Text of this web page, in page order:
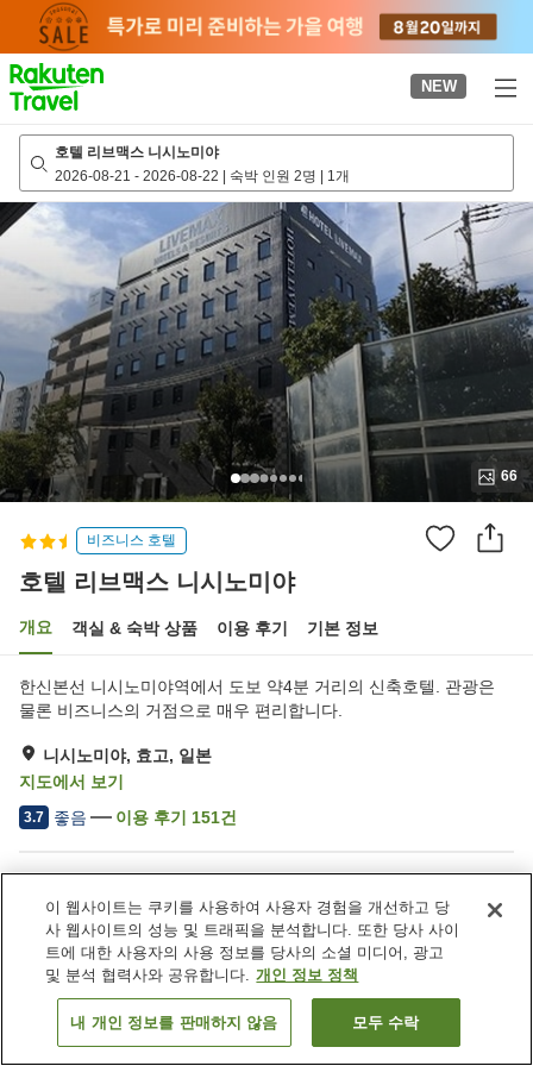
page
NEW
호텔 리브맥스 니시노미야
2026-08-21 - 2026-08-22 | 숙박 인원 2명 | 1개
66
비즈니스 호텔
호텔 리브맥스 니시노미야
개요 객실 & 숙박 상품 이용 후기 기본 정보
한신본선 니시노미야역에서 도보 약4분 거리의 신축호텔. 관광은
물론 비즈니스의 거점으로 매우 편리합니다.
니시노미야, 효고, 일본
지도에서 보기
3.7 좋음 이용 후기 151건
자동판매기
세탁 (무료)
세탁 (유료)
객실 보기
이 웹사이트는 쿠키를 사용하여 사용자 경험을 개선하고 당
사 웹사이트의 성능 및 트래픽을 분석합니다. 또한 당사 사이
트에 대한 사용자의 사용 정보를 당사의 소셜 미디어, 광고
및 분석 협력사와 공유합니다. 개인 정보 정책
내 개인 정보를 판매하지 않음 모두 수락